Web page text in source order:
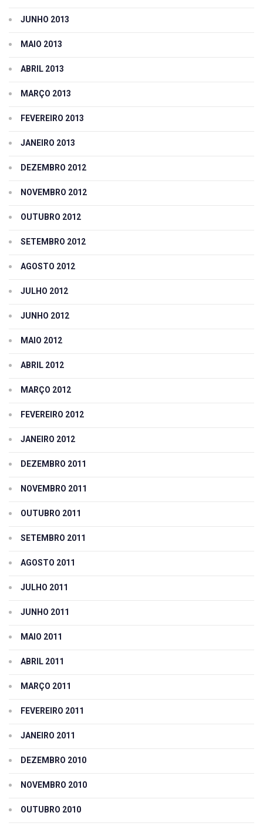
JUNHO 2013
MAIO 2013
ABRIL 2013
MARÇO 2013
FEVEREIRO 2013
JANEIRO 2013
DEZEMBRO 2012
NOVEMBRO 2012
OUTUBRO 2012
SETEMBRO 2012
AGOSTO 2012
JULHO 2012
JUNHO 2012
MAIO 2012
ABRIL 2012
MARÇO 2012
FEVEREIRO 2012
JANEIRO 2012
DEZEMBRO 2011
NOVEMBRO 2011
OUTUBRO 2011
SETEMBRO 2011
AGOSTO 2011
JULHO 2011
JUNHO 2011
MAIO 2011
ABRIL 2011
MARÇO 2011
FEVEREIRO 2011
JANEIRO 2011
DEZEMBRO 2010
NOVEMBRO 2010
OUTUBRO 2010